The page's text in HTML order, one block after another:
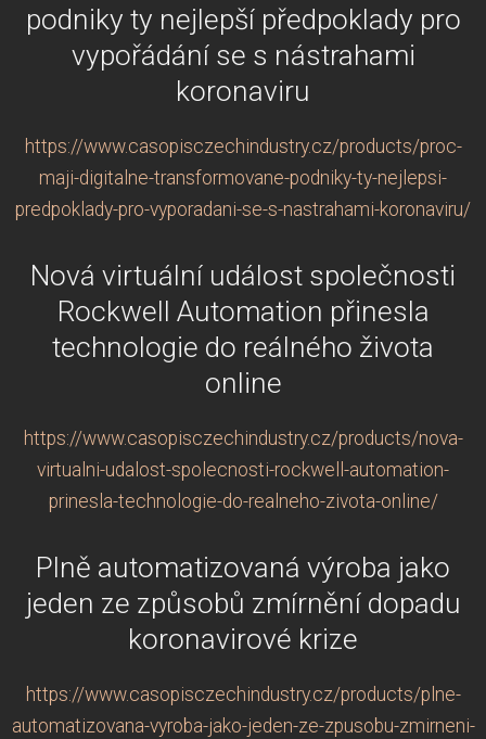
podniky ty nejlepší předpoklady pro
vypořádání se s nástrahami
koronaviru
https://www.casopisczechindustry.cz/products/proc-
maji-digitalne-transformovane-podniky-ty-nejlepsi-
predpoklady-pro-vyporadani-se-s-nastrahami-koronaviru/
Nová virtuální událost společnosti
Rockwell Automation přinesla
technologie do reálného života
online
https://www.casopisczechindustry.cz/products/nova-
virtualni-udalost-spolecnosti-rockwell-automation-
prinesla-technologie-do-realneho-zivota-online/
Plně automatizovaná výroba jako
jeden ze způsobů zmírnění dopadu
koronavirové krize
https://www.casopisczechindustry.cz/products/plne-
automatizovana-vyroba-jako-jeden-ze-zpusobu-zmirneni-